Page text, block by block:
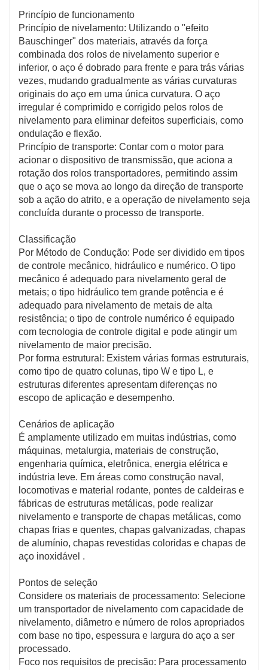
poeira. A aplicação do transportador de nivelamento
pode libertar os trabalhadores desses ambientes
adversos, melhorar as condições de trabalho e
aumentar o conforto e a segurança no trabalho.
Aumente a segurança operacional
Dispositivos de proteção completos: O transportador
de nivelamento está equipado com dispositivos de
proteção de segurança completos, como guarda-
corpos, cortinas de luz de segurança, botões de
parada de emergência, etc., que podem efetivamente
impedir que os operadores entrem em contato com
peças perigosas durante a operação do equipamento
e reduzir a probabilidade de acidentes de segurança.
Diagnóstico de falhas e aviso prévio: Alguns
transportadores de nivelamento avançado possuem
podem monitorar o status de funcionamento do
equipamento em tempo real. Quando ocorrer uma
situação anormal, um alarme será emitido em tempo
hábil e o equipamento irá parar automaticamente para
evitar acidentes de segurança causados ​​por falhas do
equipamento. Ao mesmo tempo, também é
conveniente que o pessoal de manutenção realize a
manutenção em tempo hábil, melhorando a
confiabilidade e a segurança do equipamento.
Economize custos de produção
Reduzir o desperdício de material: Através de
nivelamento preciso e transporte estável, o
melhorar a taxa de utilização do aço, reduzir a
margem de corte e a taxa de desperdício causada por
problemas como irregularidades e deformação do aço,
reduzindo assim os custos de material.
Reduza o consumo de energia: Os transportadores de
nivelamento modernos adotam sistemas de
acionamento que economizam energia e estruturas de
transmissão otimizadas. Sob a premissa de garantir o
desempenho dos equipamentos, o consumo de
energia é reduzido, economizando custos de
produção.
nivelamento é relativamente simples e as peças
possuem grande versatilidade e intercambialidade.
Além disso, são utilizados processos de fabricação
avançados e materiais de alta qualidade, que
apresentam alta confiabilidade e durabilidade,
reduzindo o número de reparos nos equipamentos e
custos de manutenção.
Princípio de funcionamento
Princípio de nivelamento: Utilizando o "efeito
Bauschinger" dos materiais, através da força
combinada dos rolos de nivelamento superior e
inferior, o aço é dobrado para frente e para trás várias
vezes, mudando gradualmente as várias curvaturas
originais do aço em uma única curvatura. O aço
irregular é comprimido e corrigido pelos rolos de
nivelamento para eliminar defeitos superficiais, como
ondulação e flexão.
Princípio de transporte: Contar com o motor para
acionar o dispositivo de transmissão, que aciona a
rotação dos rolos transportadores, permitindo assim
que o aço se mova ao longo da direção de transporte
sob a ação do atrito, e a operação de nivelamento seja
concluída durante o processo de transporte.
Classificação
Por Método de Condução: Pode ser dividido em tipos
de controle mecânico, hidráulico e numérico. O tipo
mecânico é adequado para nivelamento geral de
metais; o tipo hidráulico tem grande potência e é
adequado para nivelamento de metais de alta
resistência; o tipo de controle numérico é equipado
com tecnologia de controle digital e pode atingir um
nivelamento de maior precisão.
Por forma estrutural: Existem várias formas estruturais,
como tipo de quatro colunas, tipo W e tipo L, e
estruturas diferentes apresentam diferenças no
escopo de aplicação e desempenho.
Cenários de aplicação
É amplamente utilizado em muitas indústrias, como
máquinas, metalurgia, materiais de construção,
engenharia química, eletrônica, energia elétrica e
indústria leve. Em áreas como construção naval,
locomotivas e material rodante, pontes de caldeiras e
fábricas de estruturas metálicas, pode realizar
nivelamento e transporte de chapas metálicas, como
chapas frias e quentes, chapas galvanizadas, chapas
de alumínio, chapas revestidas coloridas e chapas de
aço inoxidável .
Pontos de seleção
Considere os materiais de processamento: Selecione
um transportador de nivelamento com capacidade de
nivelamento, diâmetro e número de rolos apropriados
com base no tipo, espessura e largura do aço a ser
processado.
Foco nos requisitos de precisão: Para processamento